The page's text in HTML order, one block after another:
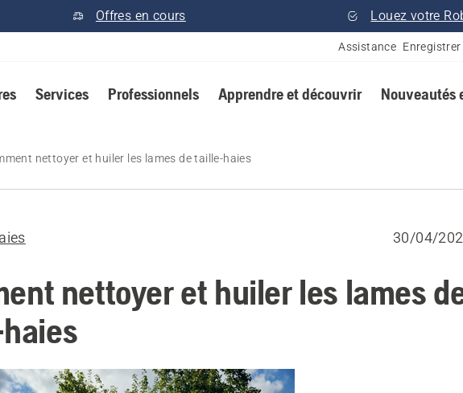
Offres en cours Louez votre
Assistance
Services Professionnels Apprendre et découvrir Nouveautés
nettoyer et huiler les lames de taille-haies
30/04/
nettoyer et huiler les lames